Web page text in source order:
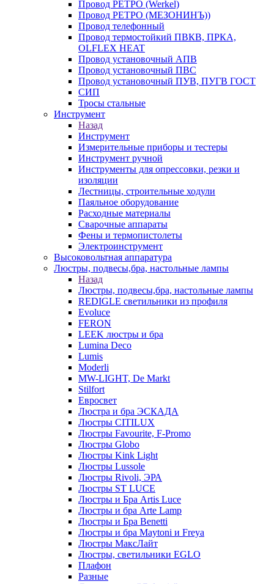
Провод РЕТРО (Werkel)
Провод РЕТРО (МЕЗОНИНЪ))
Провод телефонный
Провод термостойкий ПВКВ, ПРКА,
OLFLEX HEAT
Провод установочный АПВ
Провод установочный ПВС
Провод установочный ПУВ, ПУГВ ГОСТ
СИП
Тросы стальные
Инструмент
Назад
Инструмент
Измерительные приборы и тестеры
Инструмент ручной
Инструменты для опрессовки, резки и
изоляции
Лестницы, строительные ходули
Паяльное оборудование
Расходные материалы
Сварочные аппараты
Фены и термопистолеты
Электроинструмент
Высоковольтная аппаратура
Люстры, подвесы,бра, настольные лампы
Назад
Люстры, подвесы,бра, настольные лампы
REDIGLE светильники из профиля
Evoluce
FERON
LEEK люстры и бра
Lumina Deco
Lumis
Moderli
MW-LIGHT, De Markt
Stilfort
Евросвет
Люстра и бра ЭСКАДА
Люстры CITILUX
Люстры Favourite, F-Promo
Люстры Globo
Люстры Kink Light
Люстры Lussole
Люстры Rivoli, ЭРА
Люстры ST LUCE
Люстры и Бра Artis Luce
Люстры и бра Arte Lamp
Люстры и Бра Benetti
Люстры и бра Maytoni и Freya
Люстры МаксЛайт
Люстры, светильники EGLO
Плафон
Разные